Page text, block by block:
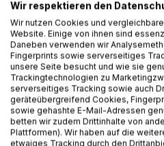
Der Name Rotter - Bühnen ist
Sprachgebrauch überliefert
Scheiterns. Wahrscheinlich
das Assoziationen wachruft von
zu verrottet. Der Name Rotter
und Glamour der 1920er Jahre.
bestanden in Berlin aus dem
Theater des Westens, dem
Residenz -Theater, dem
Wir respektieren den
Wir nutzen Cookies und
Website. Einige von ihnen sind
Daneben verwenden wir
Fingerprints sowie serverseitiges
unsere Seite besucht und wie sie
Trackingtechnologien zu
serverseitiges Tracking sowie auch
geräteübergreifend Cookies,
sowie gehashte E-Mail-Adressen
betten wir zudem Drittinhalte von
Plattformen). Wir haben auf die
etwaiges Tracking durch den